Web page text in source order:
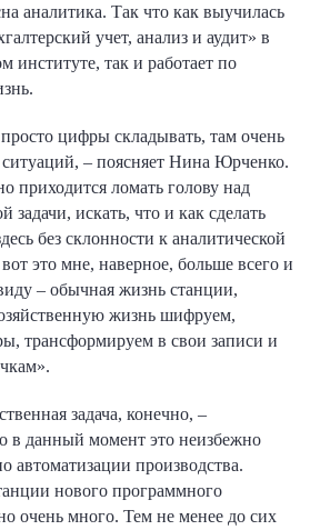
аналитика. Так что как выучилась
учет, анализ и аудит» в
институте, так и работает по
цифры складывать, там очень
– поясняет Нина Юрченко.
приходится ломать голову над
искать, что и как сделать
без склонности к аналитической
это мне, наверное, больше всего и
– обычная жизнь станции,
жизнь шифруем,
трансформируем в свои записи и
задача, конечно, –
в данный момент это неизбежно
автоматизации производства.
нового программного
очень много. Тем не менее до сих